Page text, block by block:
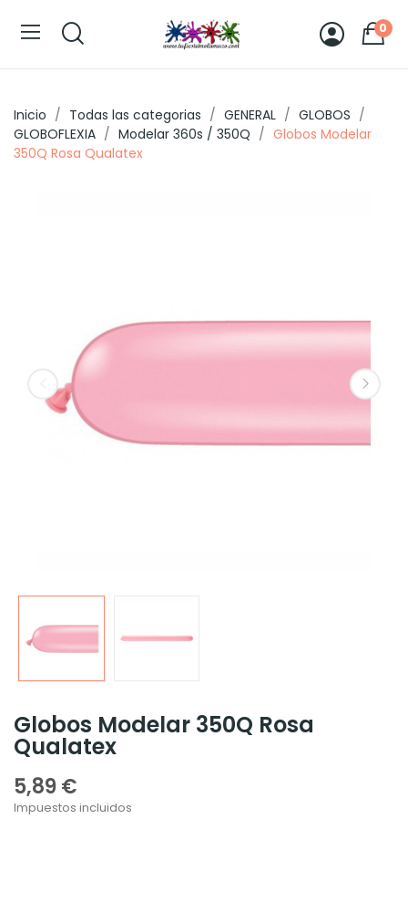
0
Inicio Todas las categorias GENERAL
GLOBOS
GLOBOFLEXIA
Modelar 360s / 350Q
Globos Modelar
350Q Rosa Qualatex
Globos Modelar 350Q Rosa
Qualatex
5,89 €
Impuestos incluidos